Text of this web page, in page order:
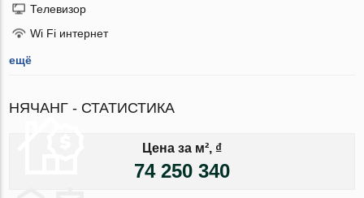
Телевизор
Wi Fi интернет
ещё
НЯЧАНГ - СТАТИСТИКА
Цена за м², ₫
74 250 340